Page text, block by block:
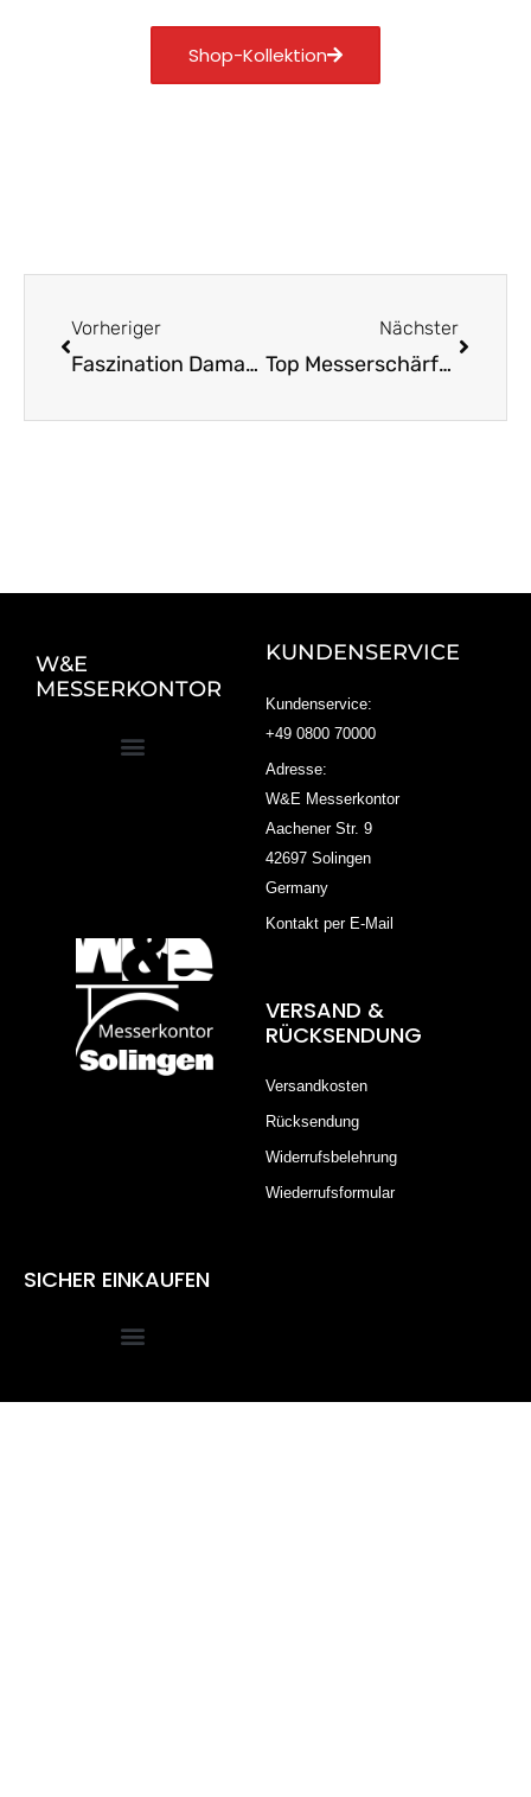
Shop-Kollektion
Vorheriger
Faszination Damaststahl Warum er so besonders ist
Nächster
Top Messerschärfer Tipps für scharfe Küchenmesser
W&E
MESSERKONTOR
KUNDENSERVICE
Kundenservice:
+49 0800 70000
Adresse:
W&E Messerkontor
Aachener Str. 9
42697 Solingen
Germany
Kontakt per E-Mail
VERSAND &
RÜCKSENDUNG
Versandkosten
Rücksendung
Widerrufsbelehrung
Wiederrufsformular
SICHER EINKAUFEN